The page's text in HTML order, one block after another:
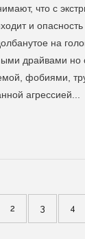
что с
и опасность
на
драйвами но
фобиями,
агрессией...
2 3 4